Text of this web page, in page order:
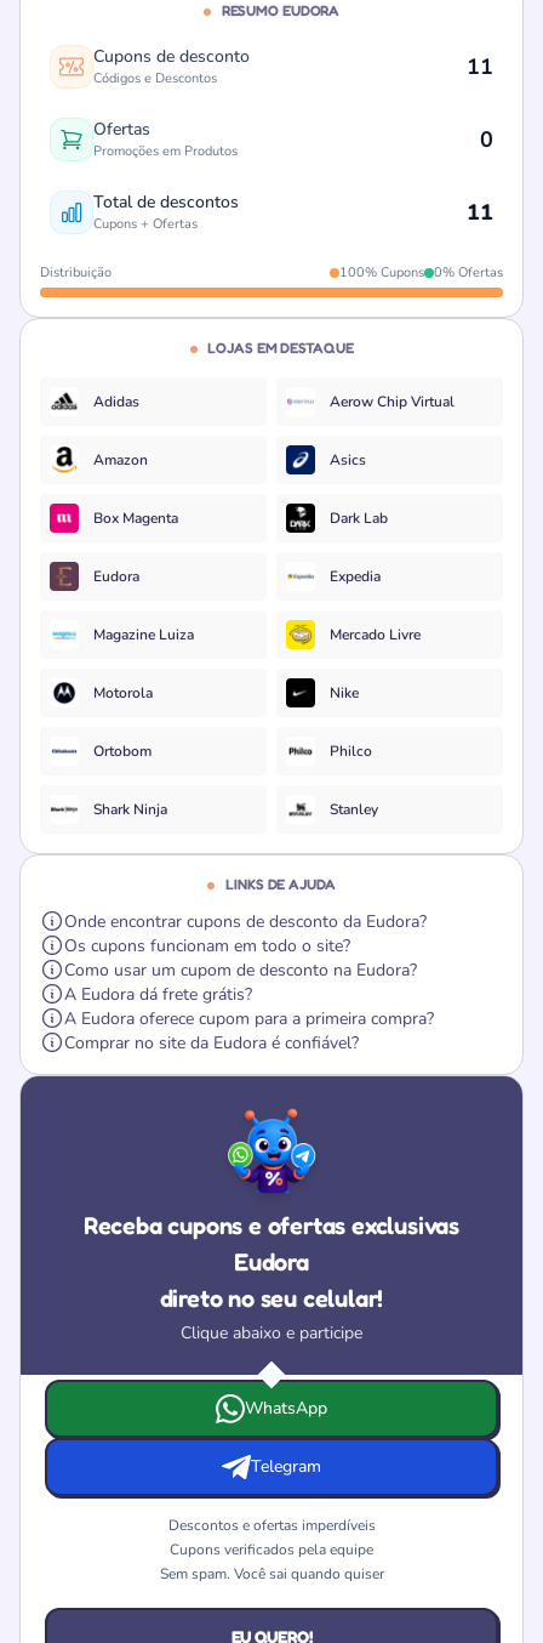
RESUMO EUDORA
Cupons de desconto
Códigos e Descontos 11
Ofertas
Promoções em Produtos 0
Total de descontos
Cupons + Ofertas 11
Distribuição 100% Cupons 0% Ofertas
LOJAS EM DESTAQUE
Adidas Aerow Chip Virtual
Amazon Asics
Box Magenta Dark Lab
Eudora Expedia
Magazine Luiza Mercado Livre
Motorola Nike
Ortobom Philco
Shark Ninja Stanley
LINKS DE AJUDA
Onde encontrar cupons de desconto da Eudora?
Os cupons funcionam em todo o site?
Como usar um cupom de desconto na Eudora?
A Eudora dá frete grátis?
A Eudora oferece cupom para a primeira compra?
Comprar no site da Eudora é confiável?
Receba cupons e ofertas exclusivas
Eudora
direto no seu celular!
Clique abaixo e participe
Escolha onde deseja receber as ofertas e cupons da
WhatsApp
Telegram
Descontos e ofertas imperdíveis
Cupons verificados pela equipe
Sem spam. Você sai quando quiser
EU QUERO!